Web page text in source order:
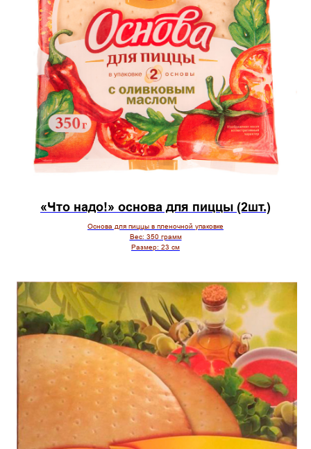
«Что надо!» основа для пиццы (2шт.)
Основа для пиццы в пленочной упаковке
Вес: 350 грамм
Размер: 23 см